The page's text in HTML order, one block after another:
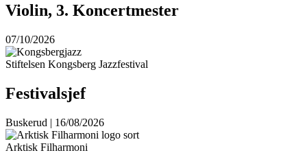
Violin, 3. Koncertmester
07/10/2026
Stiftelsen Kongsberg Jazzfestival
Festivalsjef
Buskerud | 16/08/2026
Arktisk Filharmoni